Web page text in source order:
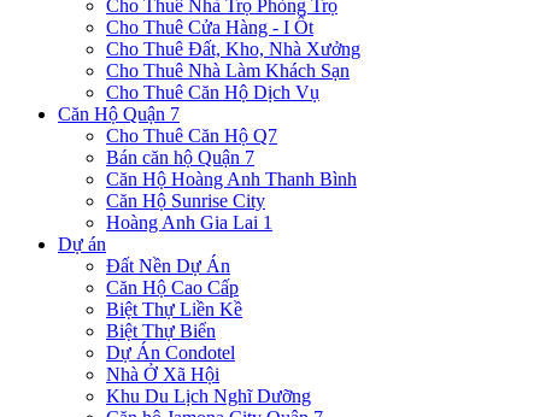
Cho Thuê Nhà Trọ Phòng Trọ
Cho Thuê Cửa Hàng - I Ốt
Cho Thuê Đất, Kho, Nhà Xưởng
Cho Thuê Nhà Làm Khách Sạn
Cho Thuê Căn Hộ Dịch Vụ
Căn Hộ Quận 7
Cho Thuê Căn Hộ Q7
Bán căn hộ Quận 7
Căn Hộ Hoàng Anh Thanh Bình
Căn Hộ Sunrise City
Hoàng Anh Gia Lai 1
Dự án
Đất Nền Dự Án
Căn Hộ Cao Cấp
Biệt Thự Liền Kề
Biệt Thự Biển
Dự Án Condotel
Nhà Ở Xã Hội
Khu Du Lịch Nghĩ Dưỡng